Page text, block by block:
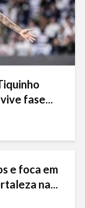
fase...
e foca em
na...